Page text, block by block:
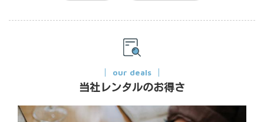
our deals
当社レンタルのお得さ